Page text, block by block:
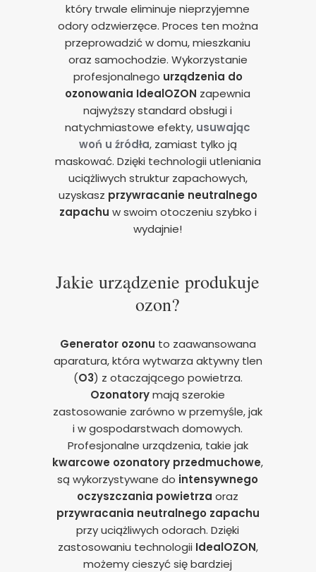
który trwale eliminuje nieprzyjemne
odory odzwierzęce. Proces ten można
przeprowadzić w domu, mieszkaniu
oraz samochodzie. Wykorzystanie
profesjonalnego urządzenia do
ozonowania IdealOZON zapewnia
najwyższy standard obsługi i
natychmiastowe efekty, usuwając
woń u źródła, zamiast tylko ją
maskować. Dzięki technologii utleniania
uciążliwych struktur zapachowych,
uzyskasz przywracanie neutralnego
zapachu w swoim otoczeniu szybko i
wydajnie!
Jakie urządzenie produkuje
ozon?
Generator ozonu to zaawansowana
aparatura, która wytwarza aktywny tlen
(O3) z otaczającego powietrza.
Ozonatorymają szerokie
zastosowanie zarówno w przemyśle, jak
i w gospodarstwach domowych.
Profesjonalne urządzenia, takie jak
kwarcowe ozonatory przedmuchowe,
są wykorzystywane do intensywnego
oczyszczania powietrza oraz
przywracania neutralnego zapachu
przy uciążliwych odorach. Dzięki
zastosowaniu technologii IdealOZON,
możemy cieszyć się bardziej